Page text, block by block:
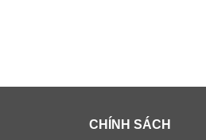
CHÍNH SÁCH